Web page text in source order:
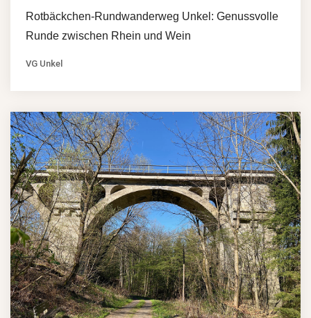
Rotbäckchen-Rundwanderweg Unkel: Genussvolle
Runde zwischen Rhein und Wein
VG Unkel